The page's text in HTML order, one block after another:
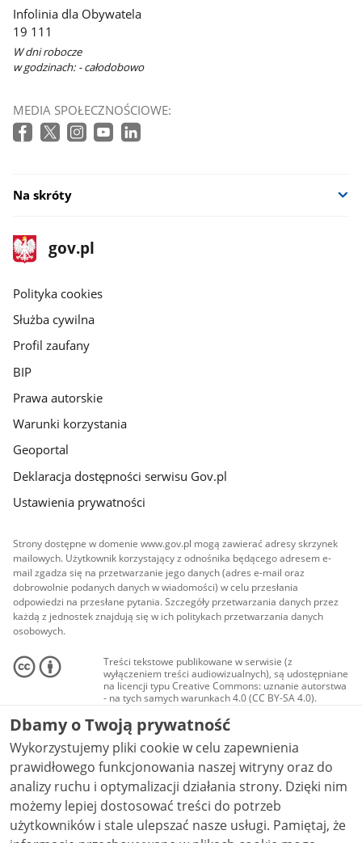
Infolinia dla Obywatela
19 111
W dni robocze
w godzinach: - całodobowo
MEDIA SPOŁECZNOŚCIOWE:
Na skróty
stopka
gov.pl
Strona
gov.pl
gov.pl
Polityka cookies
Służba cywilna
Profil zaufany
BIP
Prawa autorskie
Warunki korzystania
Geoportal
Deklaracja dostępności serwisu Gov.pl
Ustawienia prywatności
Strony dostępne w domenie www.gov.pl mogą zawierać adresy skrzynek
mailowych. Użytkownik korzystający z odnośnika będącego adresem e-
mail zgadza się na przetwarzanie jego danych (adres e-mail oraz
dobrowolnie podanych danych w wiadomości) w celu przesłania
odpowiedzi na przesłane pytania. Szczegóły przetwarzania danych przez
każdą z jednostek znajdują się w ich politykach przetwarzania danych
osobowych.
Treści tekstowe publikowane w serwisie (z
wyłączeniem treści audiowizualnych), są udostępniane
na licencji typu Creative Commons: uznanie autorstwa
- na tych samych warunkach 4.0 (CC BY-SA 4.0).
Materiały audiowizualne, w tym zdjęcia, materiały
audio i wideo, są udostępniane na licencji typu
Creative Commons: uznanie autorstwa użycie
niekomercyjne - bez utworów zależnych 4.0 (CC BY-
NC-ND 4.0), o ile nie jest to stwierdzone inaczej.
Dbamy o Twoją prywatność
Wykorzystujemy pliki cookie w celu zapewnienia
prawidłowego funkcjonowania naszej witryny oraz do
analizy ruchu i optymalizacji działania strony. Dzięki nim
możemy lepiej dostosować treści do potrzeb
użytkowników i stale ulepszać nasze usługi. Pamiętaj, że